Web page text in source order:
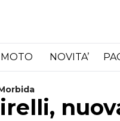
NOVITA’